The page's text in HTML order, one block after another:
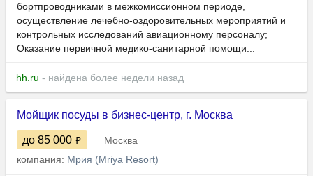
бортпроводниками в межкомиссионном периоде,
осуществление лечебно-оздоровительных мероприятий и
контрольных исследований авиационному персоналу;
Оказание первичной медико-санитарной помощи...
hh.ru - найдена более недели назад
Мойщик посуды в бизнес-центр, г. Москва
до 85 000
Москва
компания: Мрия (Mriya Resort)